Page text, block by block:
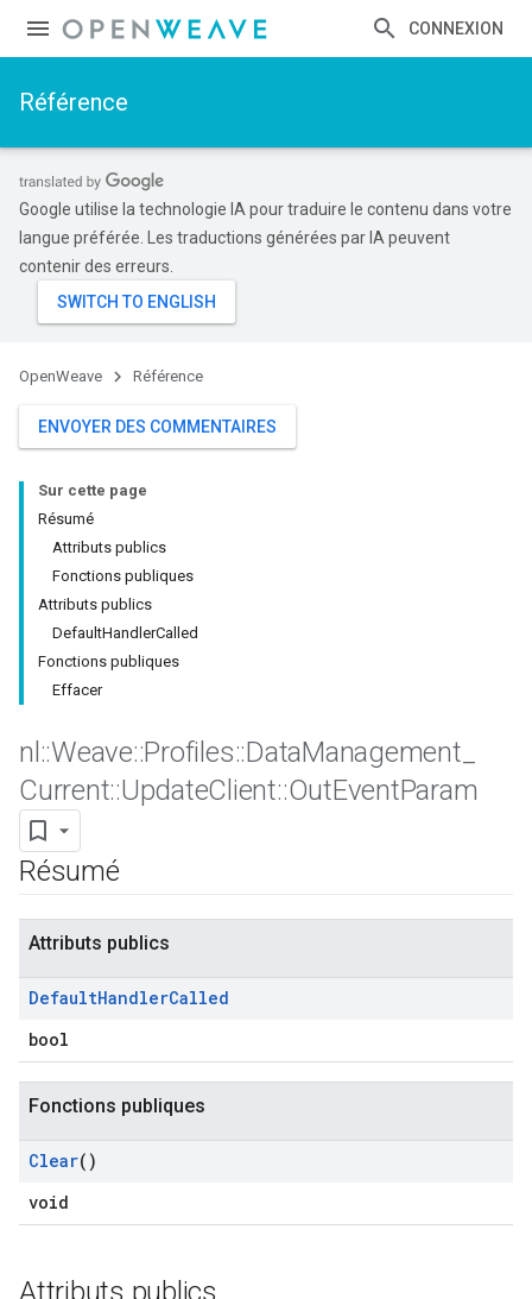
CONNEXION
Référence
Google utilise la technologie IA pour traduire le contenu dans votre
langue préférée. Les traductions générées par IA peuvent
contenir des erreurs.
OpenWeave Référence
ENVOYER DES COMMENTAIRES
Sur cette page
Résumé
Attributs publics
Fonctions publiques
Attributs publics
DefaultHandlerCalled
Fonctions publiques
Effacer
nl ::Weave::Profiles::DataManagement
Current::UpdateClient::OutEventParam
Résumé
Attributs publics
DefaultHandlerCalled
bool
Fonctions publiques
Clear()
void
Attributs publics